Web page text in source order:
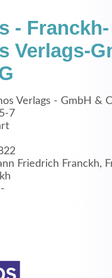
- Franckh-
Verlags-
Verlags - GmbH &
7
Friedrich Franckh,
Web Projects
sit amet, consectetuer
commodo ligula eget
MEHR INFOS